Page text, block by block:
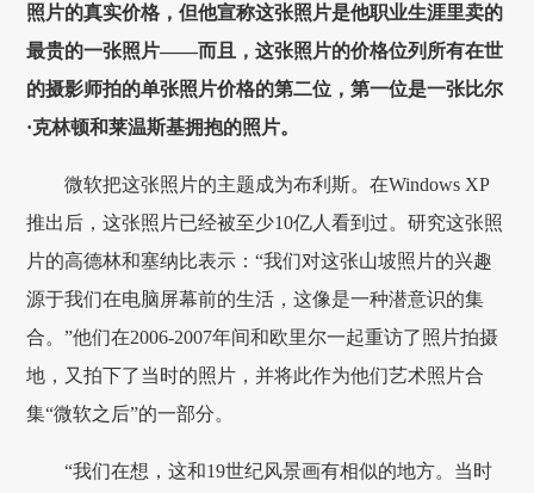
照片的真实价格，但他宣称这张照片是他职业生涯里卖的
最贵的一张照片——而且，这张照片的价格位列所有在世
的摄影师拍的单张照片价格的第二位，第一位是一张比尔
·克林顿和莱温斯基拥抱的照片。
微软把这张照片的主题成为布利斯。在Windows XP
推出后，这张照片已经被至少10亿人看到过。研究这张照
片的高德林和塞纳比表示：“我们对这张山坡照片的兴趣
源于我们在电脑屏幕前的生活，这像是一种潜意识的集
合。”他们在2006-2007年间和欧里尔一起重访了照片拍摄
地，又拍下了当时的照片，并将此作为他们艺术照片合
集“微软之后”的一部分。
“我们在想，这和19世纪风景画有相似的地方。当时